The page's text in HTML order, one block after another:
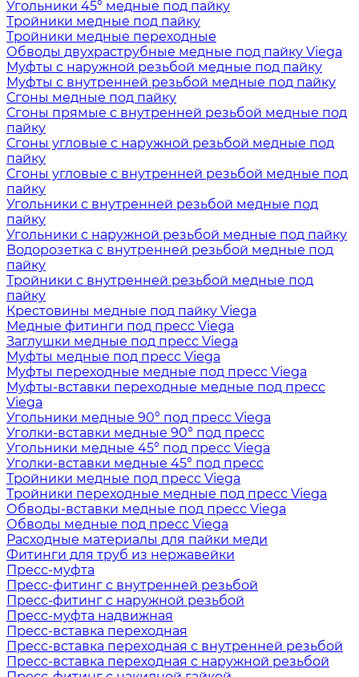
Угольники 45° медные под пайку
Тройники медные под пайку
Тройники медные переходные
Обводы двухраструбные медные под пайку Viega
Муфты с наружной резьбой медные под пайку
Муфты с внутренней резьбой медные под пайку
Сгоны медные под пайку
Сгоны прямые с внутренней резьбой медные под
пайку
Сгоны угловые с наружной резьбой медные под
пайку
Сгоны угловые с внутренней резьбой медные под
пайку
Угольники с внутренней резьбой медные под
пайку
Угольники с наружной резьбой медные под пайку
Водорозетка с внутренней резьбой медные под
пайку
Тройники с внутренней резьбой медные под
пайку
Крестовины медные под пайку Viega
Медные фитинги под пресс Viega
Заглушки медные под пресс Viega
Муфты медные под пресс Viega
Муфты переходные медные под пресс Viega
Муфты-вставки переходные медные под пресс
Viega
Угольники медные 90° под пресс Viega
Уголки-вставки медные 90° под пресс
Угольники медные 45° под пресс Viega
Уголки-вставки медные 45° под пресс
Тройники медные под пресс Viega
Тройники переходные медные под пресс Viega
Обводы-вставки медные под пресс Viega
Обводы медные под пресс Viega
Расходные материалы для пайки меди
Фитинги для труб из нержавейки
Пресс-муфта
Пресс-фитинг с внутренней резьбой
Пресс-фитинг с наружной резьбой
Пресс-муфта надвижная
Пресс-вставка переходная
Пресс-вставка переходная с внутренней резьбой
Пресс-вставка переходная с наружной резьбой